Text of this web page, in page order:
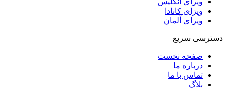
کانادا
آلمان
سریع
نخست
ما
با ما